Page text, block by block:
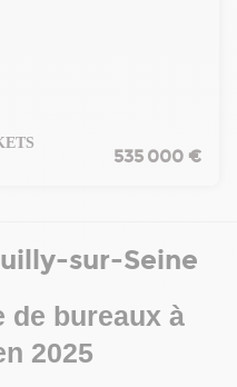
détenu en
de standing. D'une535 000 €
sur-Seine
de bureaux à
2025